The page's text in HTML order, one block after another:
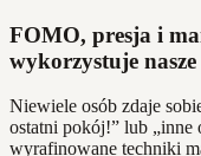
FOMO, presja i
wykorzystuje
Niewiele osób zdaje
ostatni pokój!” lub „inne
wyrafinowane techniki